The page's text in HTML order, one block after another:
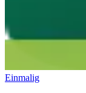
Einmalig